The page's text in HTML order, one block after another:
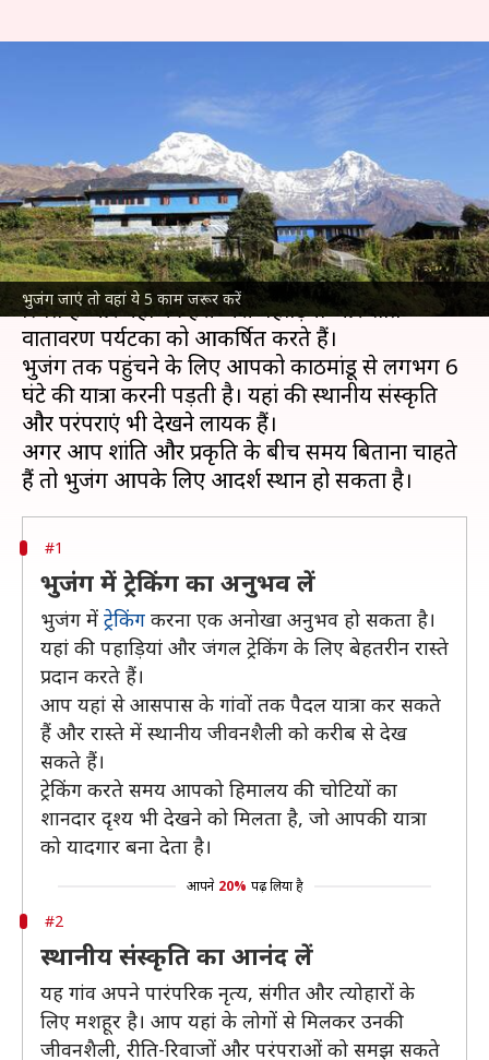
भुजंग जाएं तो वहां ये 5 काम जरूर करें
नेपाल: भुजंग की यात्रा को रोमांचक
बना सकती हैं ये 5 गतिविधियां, जरूर
लेखन अंजली Jan 14, 2025 07:26 pm
क्या है खबर?
नेपालका भुजंग एक सुंदर गांव है, जो लमजुंग जिले में
स्थित है और यहां की हरी-भरी पहाड़ियां और शांत
वातावरण पर्यटकों को आकर्षित करते हैं।
भुजंग तक पहुंचने के लिए आपको काठमांडू से लगभग 6
घंटे की यात्रा करनी पड़ती है। यहां की स्थानीय संस्कृति
और परंपराएं भी देखने लायक हैं।
अगर आप शांति और प्रकृति के बीच समय बिताना चाहते
#1
भुजंग में ट्रेकिंग का अनुभव लें
भुजंग में ट्रेकिंग करना एक अनोखा अनुभव हो सकता है।
यहां की पहाड़ियां और जंगल ट्रेकिंग के लिए बेहतरीन रास्ते
प्रदान करते हैं।
आप यहां से आसपास के गांवों तक पैदल यात्रा कर सकते
हैं और रास्ते में स्थानीय जीवनशैली को करीब से देख
सकते हैं।
ट्रेकिंग करते समय आपको हिमालय की चोटियों का
शानदार दृश्य भी देखने को मिलता है, जो आपकी यात्रा
को यादगार बना देता है।
आपने 20% पढ़ लिया है
#2
स्थानीय संस्कृति का आनंद लें
यह गांव अपने पारंपरिक नृत्य, संगीत और त्योहारों के
लिए मशहूर है। आप यहां के लोगों से मिलकर उनकी
जीवनशैली, रीति-रिवाजों और परंपराओं को समझ सकते